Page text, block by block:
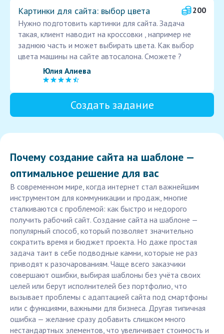
Картинки для сайта: выбор цвета
200
Нужно подготовить картинки для сайта. Задача
такая, клиент наводит на кроссовки , например не
заднюю часть и может выбирать цвета. Как выбор
цвета машины на сайте автосалона. Сможете ?
Юлия Алиева
Создать задание
Почему создание сайта на шаблоне —
оптимальное решение для вас
В современном мире, когда интернет стал важнейшим
инструментом для коммуникации и продаж, многие
сталкиваются с проблемой: как быстро и недорого
получить рабочий сайт. Создание сайта на шаблоне —
популярный способ, который позволяет значительно
сократить время и бюджет проекта. Но даже простая
задача таит в себе подводные камни, которые не раз
приводят к разочарованиям. Чаще всего заказчики
совершают ошибки, выбирая шаблоны без учёта своих
целей или берут исполнителей без портфолио, что
вызывает проблемы с адаптацией сайта под смартфоны
или с функциями, важными для бизнеса. Другая типичная
ошибка — желание сразу добавить слишком много
нестандартных элементов, что увеличивает стоимость и